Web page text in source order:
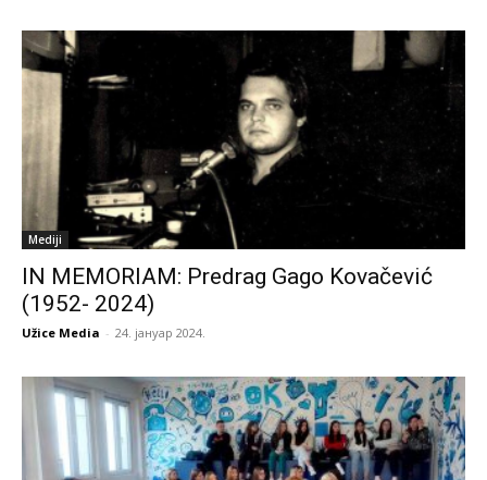
Mediji
IN MEMORIAM: Predrag Gago Kovačević
(1952- 2024)
Užice Media - 24. јануар 2024.